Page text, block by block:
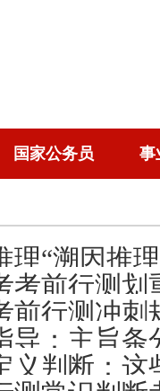
国家公务员 事
理“溯因推
考前行测划
前行测冲刺
导：主旨
义判断：